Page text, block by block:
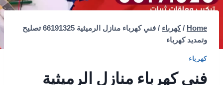
Home
/ كهرباء /
فني كهرباء منازل الرميثية 66191325 تصليح
وتمديد كهرباء
كهرباء
فني كهرباء منازل الرميثية